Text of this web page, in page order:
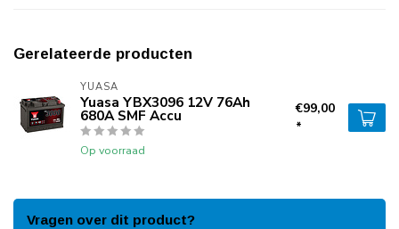
Gerelateerde producten
YUASA
Yuasa YBX3096 12V 76Ah
680A SMF Accu
Op voorraad
€99,00
*
Vragen over dit product?